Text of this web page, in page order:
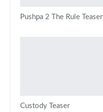
Pushpa 2 The Rule Teaser
Custody Teaser